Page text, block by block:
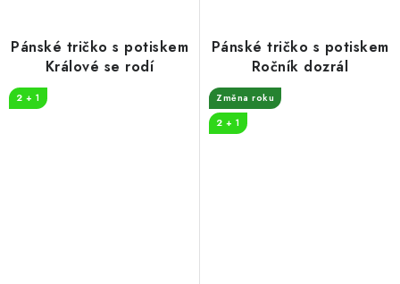
Pánské tričko s potiskem
Králové se rodí
2 + 1
Pánské tričko s potiskem
Ročník dozrál
Změna roku
2 + 1